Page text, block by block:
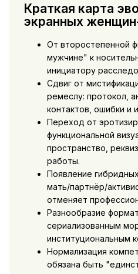
Краткая карта
экранных
От второстепенной
мужчине" к
инициатору
Сдвиг от
ремеслу: протокол,
контактов, ошибки и
Переход от
функциональной
пространство,
работы.
Появление
мать/партнёр/
отменяет
Разнообразие
сериализованным
институциональным
Нормализация
обязана быть